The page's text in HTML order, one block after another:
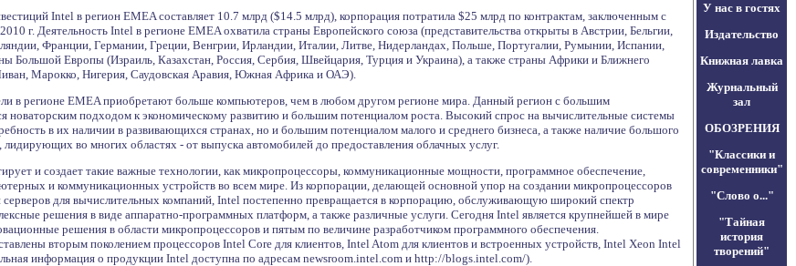
Intel в регион EMEA составляет 10.7 млрд ($14.5 млрд), корпорация потратила $25 млрд по контрактам, заключенным с
г. Деятельность Intel в регионе EMEA охватила страны Европейского союза (представительства открыты в Австрии, Бельгии,
Франции, Германии, Греции, Венгрии, Ирландии, Италии, Литве, Нидерландах, Польше, Португалии, Румынии, Испании,
Большой Европы (Израиль, Казахстан, Россия, Сербия, Швейцария, Турция и Украина), а также страны Африки и Ближнего
Марокко, Нигерия, Саудовская Аравия, Южная Африка и ОАЭ).
в регионе EMEA приобретают больше компьютеров, чем в любом другом регионе мира. Данный регион с большим
новаторским подходом к экономическому развитию и большим потенциалом роста. Высокий спрос на вычислительные системы
в их наличии в развивающихся странах, но и большим потенциалом малого и среднего бизнеса, а также наличие большого
лидирующих во многих областях - от выпуска автомобилей до предоставления облачных услуг.
и создает такие важные технологии, как микропроцессоры, коммуникационные мощности, программное обеспечение,
и коммуникационных устройств во всем мире. Из корпорации, делающей основной упор на создании микропроцессоров
для вычислительных компаний, Intel постепенно превращается в корпорацию, обслуживающую широкий спектр
решения в виде аппаратно-программных платформ, а также различные услуги. Сегодня Intel является крупнейшей в мире
решения в области микропроцессоров и пятым по величине разработчиком программного обеспечения.
вторым поколением процессоров Intel Core для клиентов, Intel Atom для клиентов и встроенных устройств, Intel Xeon Intel
информация о продукции Intel доступна по адресам newsroom.intel.com и http://blogs.intel.com/).
У нас в гостях
Издательство
Книжная лавка
Журнальный
зал
ОБОЗРЕНИЯ
"Классики и
современники"
"Слово о..."
"Тайная
история
творений"